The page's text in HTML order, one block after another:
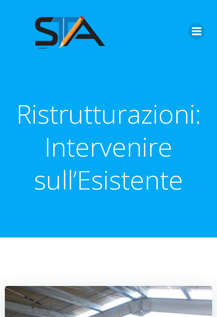
Ristrutturazioni:
Intervenire
sull’Esistente